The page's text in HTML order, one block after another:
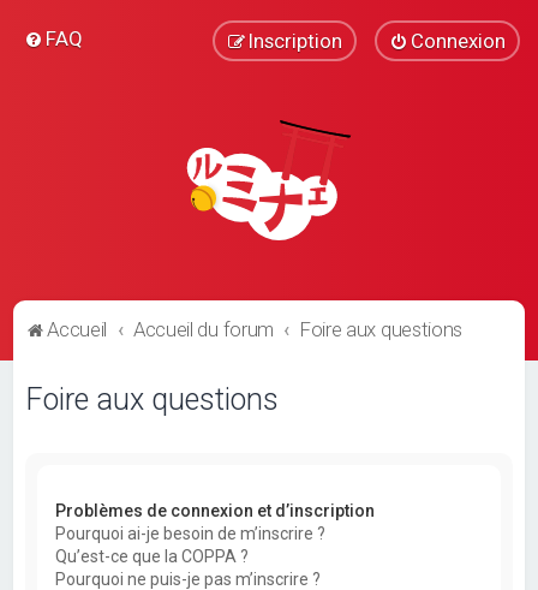
FAQ Connexion
Inscription
Accueil Accueil du forum Foire aux questions
Foire aux questions
Problèmes de connexion et d’inscription
Pourquoi ai-je besoin de m’inscrire ?
Qu’est-ce que la COPPA ?
Pourquoi ne puis-je pas m’inscrire ?